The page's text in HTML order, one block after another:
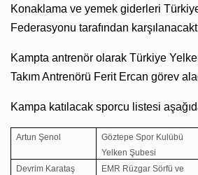
Konaklama ve yemek giderleri
Federasyonu tarafından
Kampta antrenör olarak Türkiye
Takım Antrenörü Ferit Ercan görev
Kampa katılacak sporcu listesi
Artun Şenol
Göztepe Spor Kulübü
Yelken Şubesi
Devrim Karataş
EMR Rüzgar Sörfü ve